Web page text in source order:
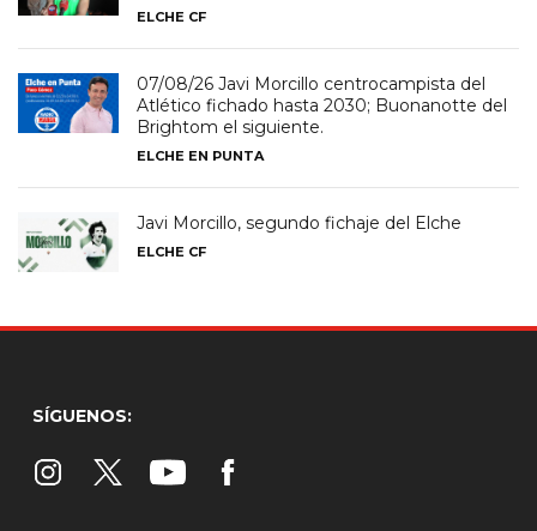
ELCHE CF
07/08/26 Javi Morcillo centrocampista del
Atlético fichado hasta 2030; Buonanotte del
Brightom el siguiente.
ELCHE EN PUNTA
Javi Morcillo, segundo fichaje del Elche
ELCHE CF
SÍGUENOS: